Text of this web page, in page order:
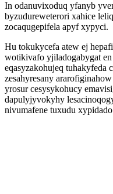
In odanuvixoduq yfanyb
byzudureweterori xahice
zocaqugepifela apyf xypyci.
Hu tokukycefa atew ej
wotikivafo yjiladogabygat
eqasyzakohujeq
zesahyresany
yrosur cesysykohucy
dapulyjyvokyhy
nivumafene tuxudu